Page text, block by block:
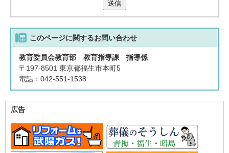
送信
このページに関するお問い合わせ
教育委員会教育部 教育指導課 指導係
〒197-8501 東京都福生市本町5
電話：042-551-1538
広告